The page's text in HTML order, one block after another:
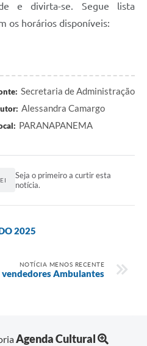
e divirta-se. Segue lista
os horários disponíveis:
Secretaria de Administração
Alessandra Camargo
PARANAPANEMA
Seja o primeiro a curtir esta
notícia.
2025
NOTÍCIA MENOS RECENTE
vendedores Ambulantes
Agenda Cultural